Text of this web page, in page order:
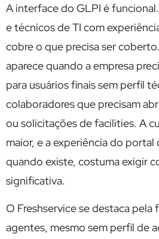
A interface do GLPI é
e técnicos de TI com
cobre o que precisa ser
aparece quando a empresa
para usuários finais sem perfil
colaboradores que precisam
ou solicitações de facilities. A
maior, e a experiência do
quando existe, costuma exigir
significativa.
O Freshservice se destaca
agentes, mesmo sem perfil de